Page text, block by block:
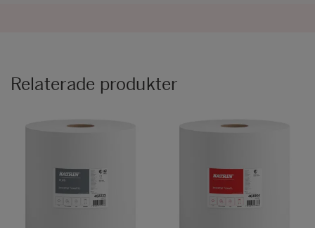
Relaterade produkter